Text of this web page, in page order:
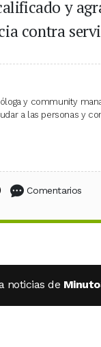
y
contra
y community
a las personas y
en Facebook
en X
Compartir en
Comentarios
noticias de